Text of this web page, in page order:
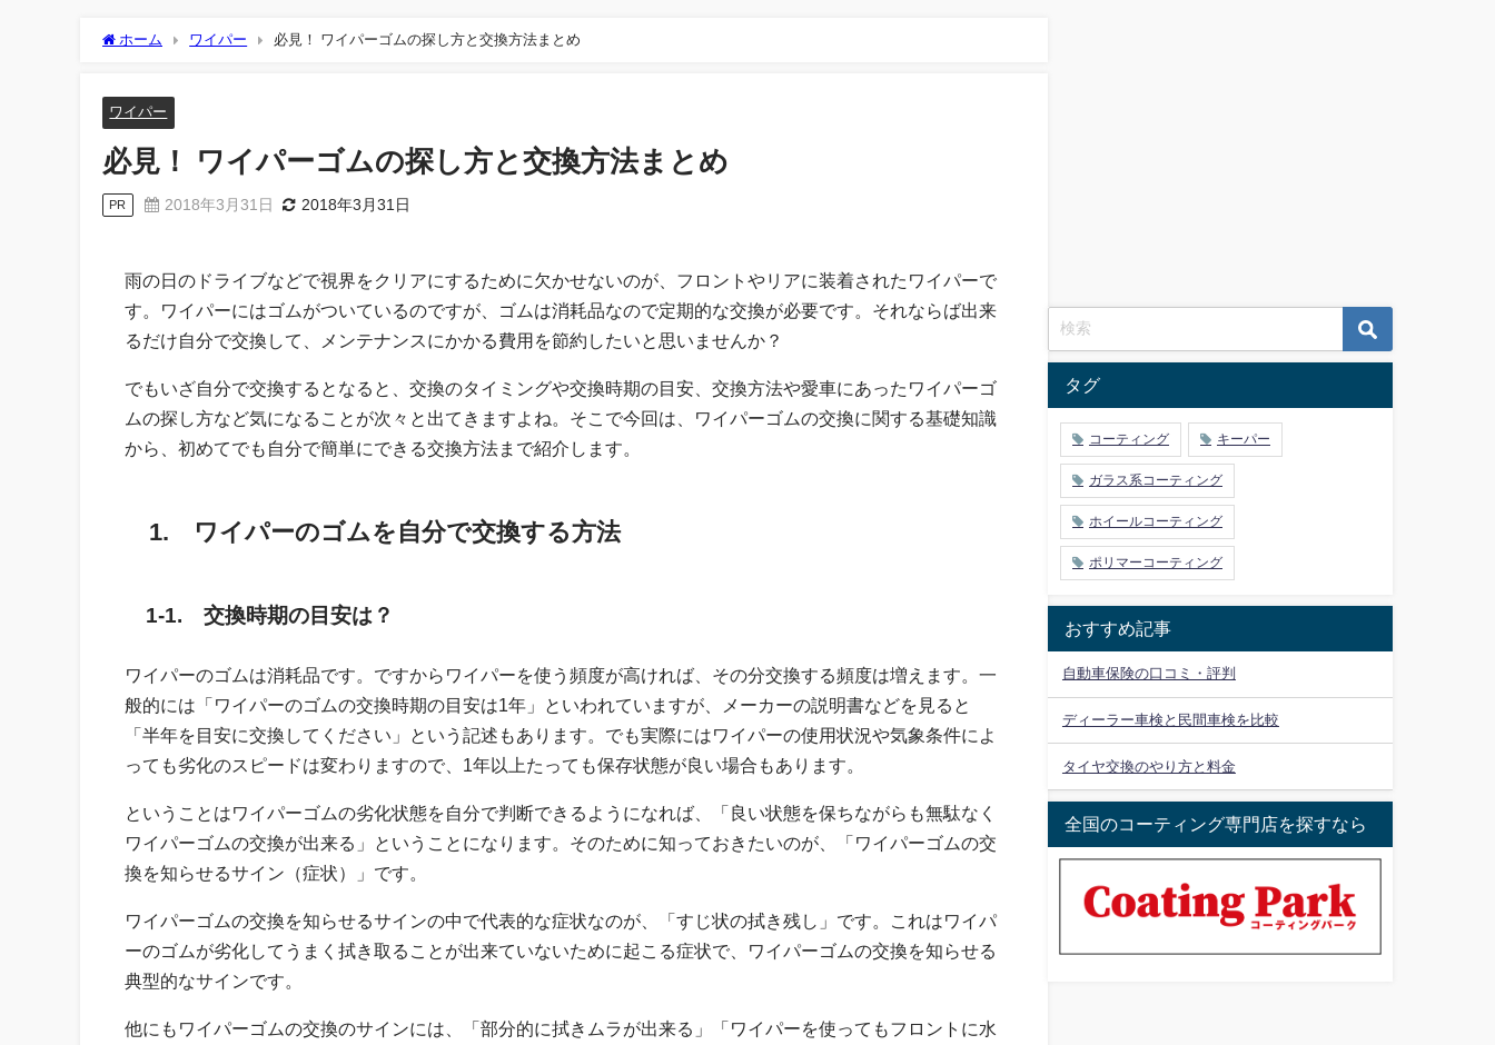
ホーム ワイパー 必見！ ワイパーゴムの探し方と交換方法まとめ
ワイパー
必見！ ワイパーゴムの探し方と交換方法まとめ
PR 2018年3月31日 2018年3月31日
雨の日のドライブなどで視界をクリアにするために欠かせないのが、フロントやリアに装着されたワイパーで
す。ワイパーにはゴムがついているのですが、ゴムは消耗品なので定期的な交換が必要です。それならば出来
るだけ自分で交換して、メンテナンスにかかる費用を節約したいと思いませんか？
でもいざ自分で交換するとなると、交換のタイミングや交換時期の目安、交換方法や愛車にあったワイパーゴ
ムの探し方など気になることが次々と出てきますよね。そこで今回は、ワイパーゴムの交換に関する基礎知識
から、初めてでも自分で簡単にできる交換方法まで紹介します。
1. ワイパーのゴムを自分で交換する方法
1-1. 交換時期の目安は？
ワイパーのゴムは消耗品です。ですからワイパーを使う頻度が高ければ、その分交換する頻度は増えます。一
般的には「ワイパーのゴムの交換時期の目安は1年」といわれていますが、メーカーの説明書などを見ると
「半年を目安に交換してください」という記述もあります。でも実際にはワイパーの使用状況や気象条件によ
っても劣化のスピードは変わりますので、1年以上たっても保存状態が良い場合もあります。
ということはワイパーゴムの劣化状態を自分で判断できるようになれば、「良い状態を保ちながらも無駄なく
ワイパーゴムの交換が出来る」ということになります。そのために知っておきたいのが、「ワイパーゴムの交
換を知らせるサイン（症状）」です。
ワイパーゴムの交換を知らせるサインの中で代表的な症状なのが、「すじ状の拭き残し」です。これはワイパ
ーのゴムが劣化してうまく拭き取ることが出来ていないために起こる症状で、ワイパーゴムの交換を知らせる
典型的なサインです。
他にもワイパーゴムの交換のサインには、「部分的に拭きムラが出来る」「ワイパーを使ってもフロントに水
タグ
コーティング キーパー
ガラス系コーティング
ホイールコーティング
ポリマーコーティング
おすすめ記事
自動車保険の口コミ・評判
ディーラー車検と民間車検を比較
タイヤ交換のやり方と料金
全国のコーティング専門店を探すなら